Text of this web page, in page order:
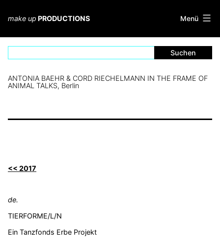
springen
make up PRODUCTIONS Menü
ANTONIA BAEHR & CORD RIECHELMANN IN THE FRAME OF
ANIMAL TALKS, Berlin
<< 2017
de.
TIERFORME/L/N
Ein Tanzfonds Erbe Projekt